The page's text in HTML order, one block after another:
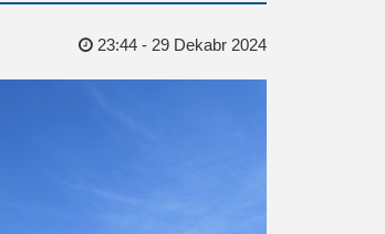
23:44 - 29 Dekabr 2024